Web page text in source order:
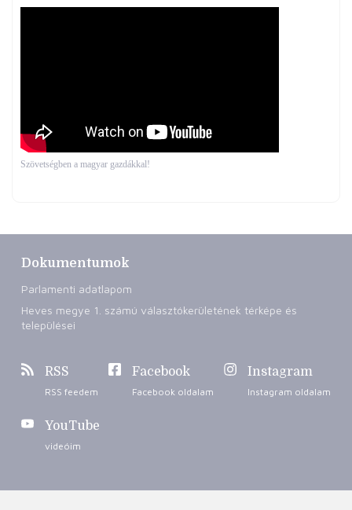
Szövetségben a magyar gazdákkal!
Dokumentumok
Parlamenti adatlapom
Heves megye 1. számú választókerületének térképe és
települései
RSS
RSS feedem
Facebook
Facebook oldalam
Instagram
Instagram oldalam
YouTube
videóim